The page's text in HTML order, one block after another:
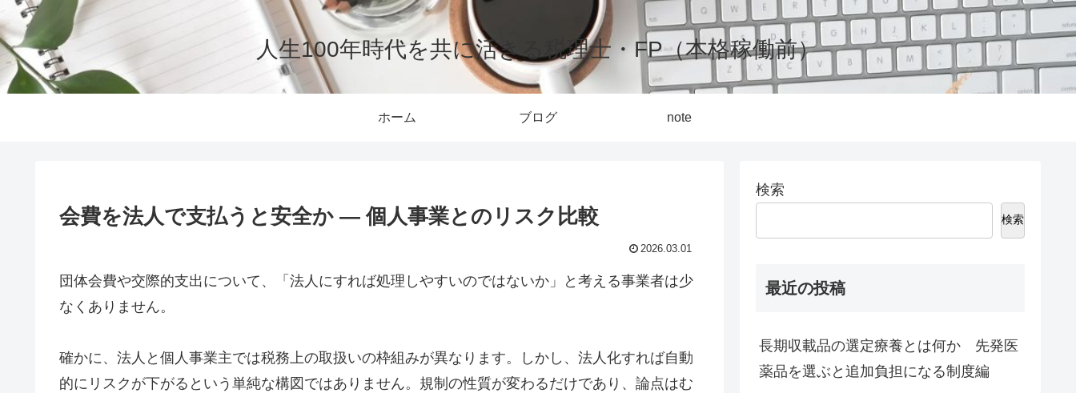
人生100年時代を共に活きる税理士・FP（本格稼働前）
ホーム ブログ note
会費を法人で支払うと安全か ― 個人事業とのリスク比較
2026.03.01
団体会費や交際的支出について、「法人にすれば処理しやすいのではないか」と考える事業者は少
なくありません。
確かに、法人と個人事業主では税務上の取扱いの枠組みが異なります。しかし、法人化すれば自動
的にリスクが下がるという単純な構図ではありません。規制の性質が変わるだけであり、論点はむ
検索
検索
最近の投稿
長期収載品の選定療養とは何か 先発医
薬品を選ぶと追加負担になる制度編